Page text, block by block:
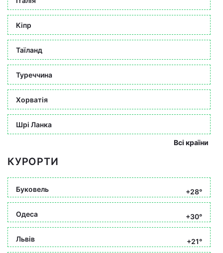
Кіпр
Таїланд
Туреччина
Хорватія
Шрі Ланка
Всі країни
КУРОРТИ
Буковель +28°
Одеса +30°
Львів +21°